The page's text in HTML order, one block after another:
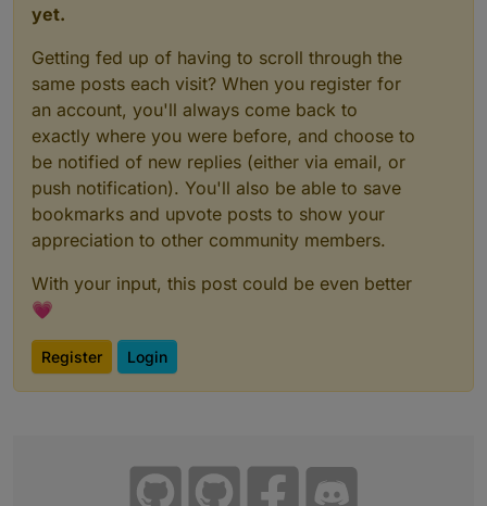
yet.
Getting fed up of having to scroll through the
same posts each visit? When you register for
an account, you'll always come back to
exactly where you were before, and choose to
be notified of new replies (either via email, or
push notification). You'll also be able to save
bookmarks and upvote posts to show your
appreciation to other community members.
With your input, this post could be even better
💗
Register Login